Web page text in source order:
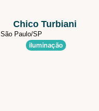
Chico Turbiani
São Paulo/SP
iluminação